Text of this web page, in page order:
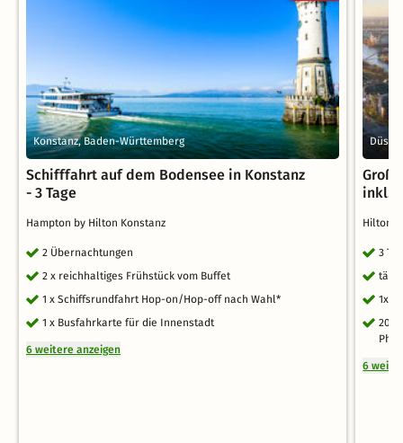
Konstanz, Baden-Württemberg
Schifffahrt auf dem Bodensee in Konstanz
- 3 Tage
Hampton by Hilton Konstanz
2 Übernachtungen
2 x reichhaltiges Frühstück vom Buffet
1 x Schiffsrundfahrt Hop-on/Hop-off nach Wahl*
1 x Busfahrkarte für die Innenstadt
6 weitere anzeigen
inkl.
Hilton
3
1x
20
6